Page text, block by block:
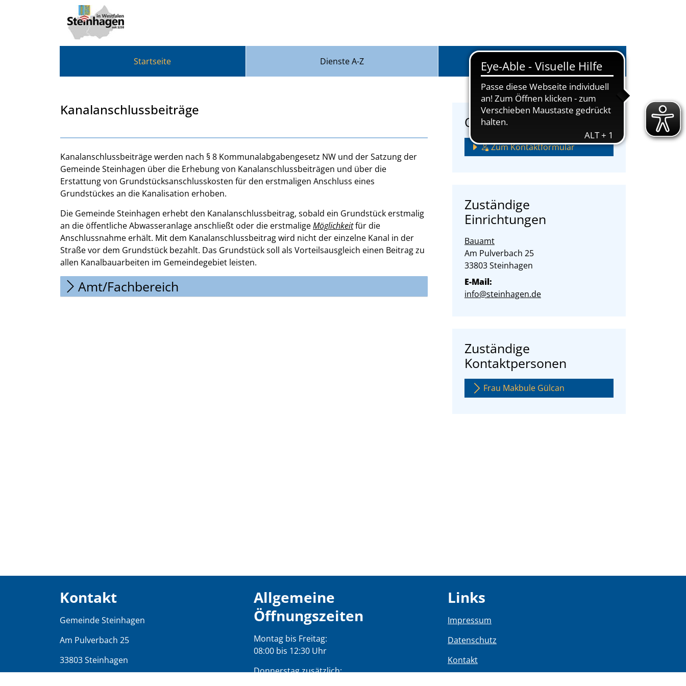
Zum Hauptinhalt springen
Startseite Dienste A-Z Anmelden
Kanalanschlussbeiträge
Beschreibung
Kanalanschlussbeiträge werden nach § 8 Kommunalabgabengesetz NW und der Satzung der
Gemeinde Steinhagen über die Erhebung von Kanalanschlussbeiträgen und über die
Erstattung von Grundstücksanschlusskosten für den erstmaligen Anschluss eines
Grundstückes an die Kanalisation erhoben.
Die Gemeinde Steinhagen erhebt den Kanalanschlussbeitrag, sobald ein Grundstück erstmalig
an die öffentliche Abwasseranlage anschließt oder die erstmaligeMöglichkeitfür die
Anschlussnahme erhält. Mit dem Kanalanschlussbeitrag wird nicht der einzelne Kanal in der
Straße vor dem Grundstück bezahlt. Das Grundstück soll als Vorteilsausgleich einen Beitrag zu
allen Kanalbauarbeiten im Gemeindegebiet leisten.
Amt/Fachbereich
Onlinedienstleistungen
Zum Kontaktformular
Zuständige
Einrichtungen
Bauamt
Straße:
Am Pulverbach Hausnummer:
25
PLZ:
33803Ort:
Steinhagen
E-Mail:
info@steinhagen.de
Zuständige
Kontaktpersonen
Frau Makbule Gülcan
Kontakt
Gemeinde Steinhagen
Am Pulverbach 25
33803 Steinhagen
Allgemeine
Öffnungszeiten
Montag bis Freitag:
08:00 bis 12:30 Uhr
Donnerstag zusätzlich:
Links
Impressum
Datenschutz
Kontakt